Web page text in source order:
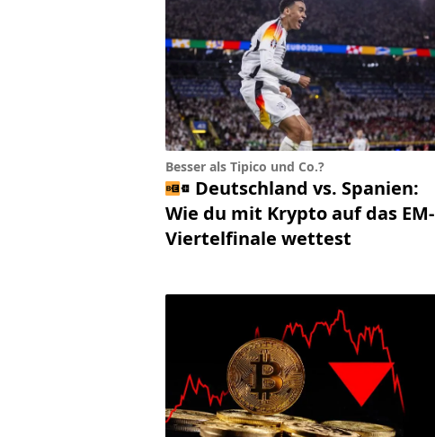
Besser als Tipico und Co.?
Deutschland vs. Spanien:
Wie du mit Krypto auf das EM-
Viertelfinale wettest